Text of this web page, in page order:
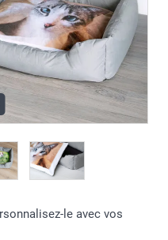
le avec vos